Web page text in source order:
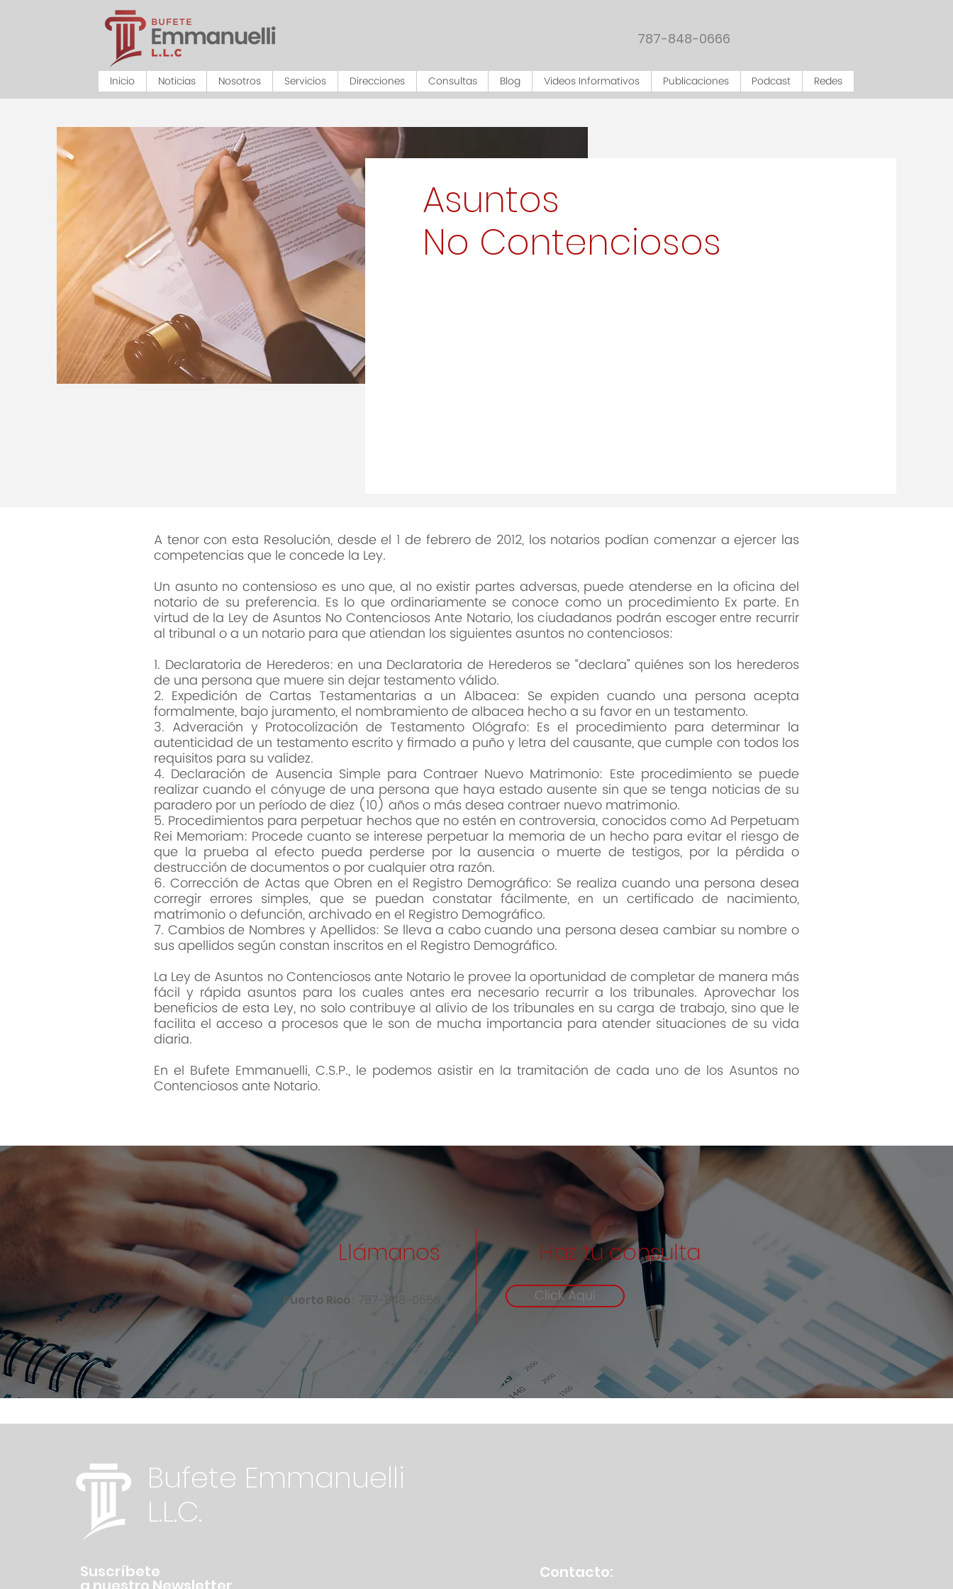
787-848-0666
Inicio Noticias Nosotros Servicios Direcciones Consultas Blog Videos Informativos Publicaciones Podcast Redes
Asuntos
No Contenciosos
A tenor con esta Resolución, desde el 1 de febrero de 2012, los notarios podían comenzar a ejercer las
competencias que le concede la Ley.
Un asunto no contensioso es uno que, al no existir partes adversas, puede atenderse en la oficina del
notario de su preferencia. Es lo que ordinariamente se conoce como un procedimiento Ex parte. En
virtud de la Ley de Asuntos No Contenciosos Ante Notario, los ciudadanos podrán escoger entre recurrir
al tribunal o a un notario para que atiendan los siguientes asuntos no contenciosos:
1. Declaratoria de Herederos: en una Declaratoria de Herederos se “declara” quiénes son los herederos
de una persona que muere sin dejar testamento válido.
2. Expedición de Cartas Testamentarias a un Albacea: Se expiden cuando una persona acepta
formalmente, bajo juramento, el nombramiento de albacea hecho a su favor en un testamento.
3. Adveración y Protocolización de Testamento Ológrafo: Es el procedimiento para determinar la
autenticidad de un testamento escrito y firmado a puño y letra del causante, que cumple con todos los
requisitos para su validez.
4. Declaración de Ausencia Simple para Contraer Nuevo Matrimonio: Este procedimiento se puede
realizar cuando el cónyuge de una persona que haya estado ausente sin que se tenga noticias de su
paradero por un período de diez (10) años o más desea contraer nuevo matrimonio.
5. Procedimientos para perpetuar hechos que no estén en controversia, conocidos como Ad Perpetuam
Rei Memoriam: Procede cuanto se interese perpetuar la memoria de un hecho para evitar el riesgo de
que la prueba al efecto pueda perderse por la ausencia o muerte de testigos, por la pérdida o
destrucción de documentos o por cualquier otra razón.
6. Corrección de Actas que Obren en el Registro Demográfico: Se realiza cuando una persona desea
corregir errores simples, que se puedan constatar fácilmente, en un certificado de nacimiento,
matrimonio o defunción, archivado en el Registro Demográfico.
7. Cambios de Nombres y Apellidos: Se lleva a cabo cuando una persona desea cambiar su nombre o
sus apellidos según constan inscritos en el Registro Demográfico.
La Ley de Asuntos no Contenciosos ante Notario le provee la oportunidad de completar de manera más
fácil y rápida asuntos para los cuales antes era necesario recurrir a los tribunales. Aprovechar los
beneficios de esta Ley, no solo contribuye al alivio de los tribunales en su carga de trabajo, sino que le
facilita el acceso a procesos que le son de mucha importancia para atender situaciones de su vida
diaria.
En el Bufete Emmanuelli, C.S.P., le podemos asistir en la tramitación de cada uno de los Asuntos no
Contenciosos ante Notario.
Llámanos
Puerto Rico : 787-848-0666
Haz tu consulta
Click Aquí
Bufete Emmanuelli
L.L.C.
Suscríbete Contacto: